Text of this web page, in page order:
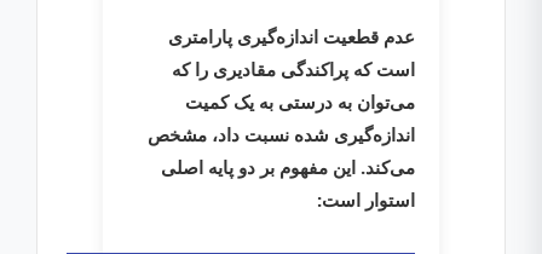
عدم قطعیت اندازه‌گیری پارامتری
است که پراکندگی مقادیری را که
می‌توان به درستی به یک کمیت
اندازه‌گیری شده نسبت داد، مشخص
می‌کند. این مفهوم بر دو پایه اصلی
استوار است: